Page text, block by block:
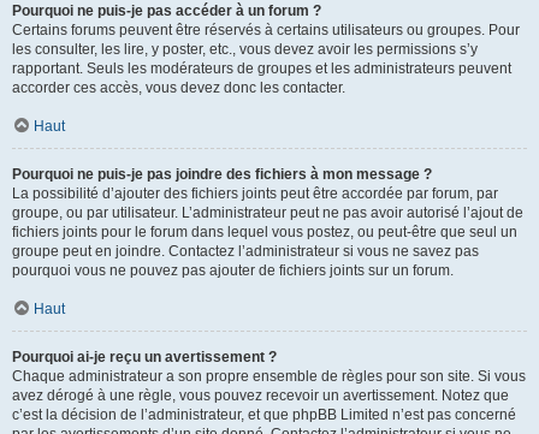
Pourquoi ne puis-je pas accéder à un forum ?
Certains forums peuvent être réservés à certains utilisateurs ou groupes. Pour
les consulter, les lire, y poster, etc., vous devez avoir les permissions s’y
rapportant. Seuls les modérateurs de groupes et les administrateurs peuvent
accorder ces accès, vous devez donc les contacter.
Haut
Pourquoi ne puis-je pas joindre des fichiers à mon message ?
La possibilité d’ajouter des fichiers joints peut être accordée par forum, par
groupe, ou par utilisateur. L’administrateur peut ne pas avoir autorisé l’ajout de
fichiers joints pour le forum dans lequel vous postez, ou peut-être que seul un
groupe peut en joindre. Contactez l’administrateur si vous ne savez pas
pourquoi vous ne pouvez pas ajouter de fichiers joints sur un forum.
Haut
Pourquoi ai-je reçu un avertissement ?
Chaque administrateur a son propre ensemble de règles pour son site. Si vous
avez dérogé à une règle, vous pouvez recevoir un avertissement. Notez que
c’est la décision de l’administrateur, et que phpBB Limited n’est pas concerné